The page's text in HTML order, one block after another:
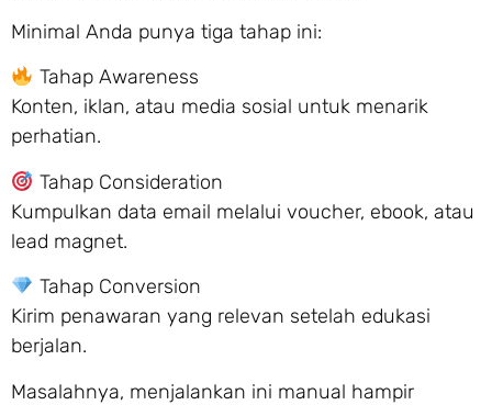
Minimal Anda punya tiga tahap ini:
Tahap Awareness
Konten, iklan, atau media sosial untuk menarik
perhatian.
Tahap Consideration
Kumpulkan data email melalui voucher, ebook, atau
lead magnet.
Tahap Conversion
Kirim penawaran yang relevan setelah edukasi
berjalan.
Masalahnya, menjalankan ini manual hampir